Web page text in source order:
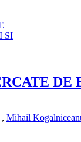
, Mihail